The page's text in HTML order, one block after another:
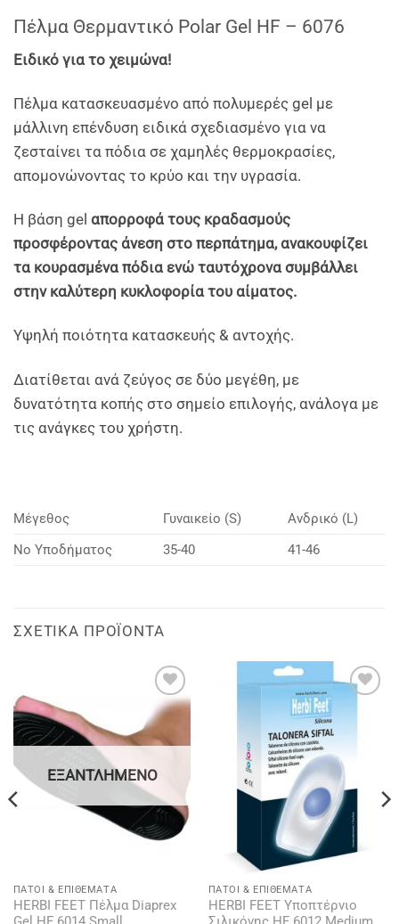
Πέλμα Θερμαντικό Polar Gel HF – 6076
Ειδικό για το χειμώνα!
Πέλμα κατασκευασμένo από πολυμερές gel με
μάλλινη επένδυση ειδικά σχεδιασμένο για να
ζεσταίνει τα πόδια σε χαμηλές θερμοκρασίες,
απομονώνοντας το κρύο και την υγρασία.
Η βάση gel απορροφά τους κραδασμούς
προσφέροντας άνεση στο περπάτημα, ανακουφίζει
τα κουρασμένα πόδια ενώ ταυτόχρονα συμβάλλει
στην καλύτερη κυκλοφορία του αίματος.
Υψηλή ποιότητα κατασκευής & αντοχής.
Διατίθεται ανά ζεύγος σε δύο μεγέθη, με
δυνατότητα κοπής στο σημείο επιλογής, ανάλογα με
τις ανάγκες του χρήστη.
Μέγεθος Γυναικείο (S)
Ανδρικό (L)
Νο Υποδήματος
35-40 41-46
ΣΧΕΤΙΚΆ ΠΡΟΪΌΝΤΑ
Add to
wishlist
ΕΞΑΝΤΛΗΜΈΝΟ
ΠΆΤΟΙ & ΕΠΙΘΈΜΑΤΑ
HERBI FEET Πέλμα Diaprex
ΠΆΤΟΙ & ΕΠΙΘΈΜΑΤΑ
HERBI FEET Υποπτέρνιο